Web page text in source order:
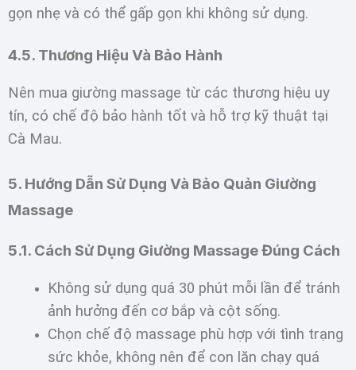
gọn nhẹ và có thể gấp gọn khi không sử dụng.
4.5. Thương Hiệu Và Bảo Hành
Nên mua giường massage từ các thương hiệu uy
tín, có chế độ bảo hành tốt và hỗ trợ kỹ thuật tại
Cà Mau.
5. Hướng Dẫn Sử Dụng Và Bảo Quản Giường
Massage
5.1. Cách Sử Dụng Giường Massage Đúng Cách
Không sử dụng quá 30 phút mỗi lần để tránh
ảnh hưởng đến cơ bắp và cột sống.
Chọn chế độ massage phù hợp với tình trạng
sức khỏe, không nên để con lăn chạy quá